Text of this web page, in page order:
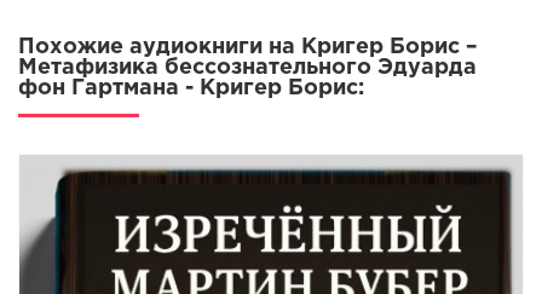
Похожие аудиокниги на Кригер Борис –
Метафизика бессознательного Эдуарда
фон Гартмана - Кригер Борис: